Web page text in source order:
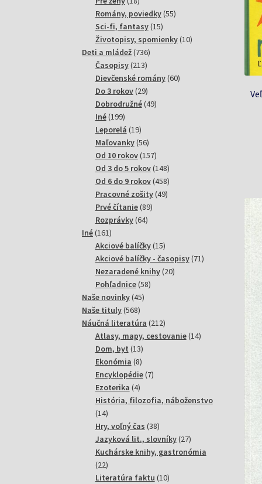
produktov
Romány, poviedky 5555
Sci-fi, fantasy 1515
produktov
Životopisy, spomienky 1010
Deti a mládež 736736
Časopisy 213213
produktov
Dievčenské romány 6060
Do 3 rokov 2929
produktov
Dobrodružné 4949
Iné 199199
produktov
Leporelá 1919
produktov
Maľovanky 5656
produktov
Od 10 rokov 157157
produktov
Od 3 do 5 rokov 148148
produktov
Od 6 do 9 rokov 458458
produktov
Pracovné zošity 4949
Prvé čítanie 8989
Rozprávky 6464
Iné 161161
produktov
Akciové balíčky 1515
produktov
Akciové balíčky - časopisy 7171
Nezaradené knihy 2020
Pohľadnice 5858
Naše novinky 4545
Naše tituly 568568
produktov
Náučná literatúra 212212
produktov
Atlasy, mapy, cestovanie 1414
Dom, byt 1313
produktov
Ekonómia 88
produktov
Encyklopédie 77
Ezoterika 44
produkty
História, filozofia, náboženstvo
1414
produktov
Hry, voľný čas 3838
produktov
Jazyková lit., slovníky 2727
produktov
Kuchárske knihy, gastronómia
2222
produktov
Literatúra faktu 1010